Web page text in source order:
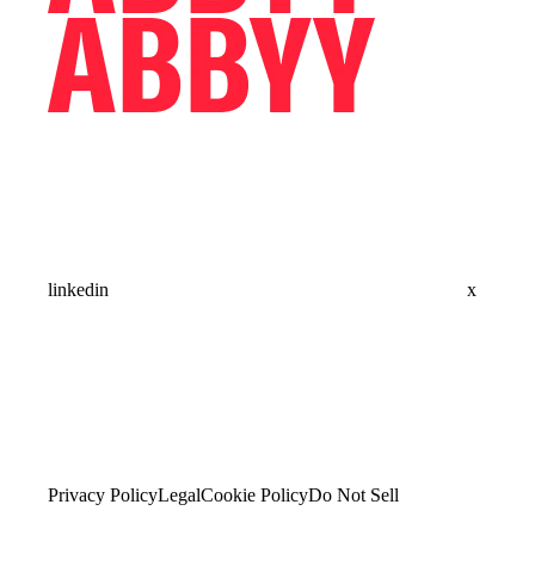
linkedin x
Privacy PolicyLegalCookie PolicyDo Not Sell